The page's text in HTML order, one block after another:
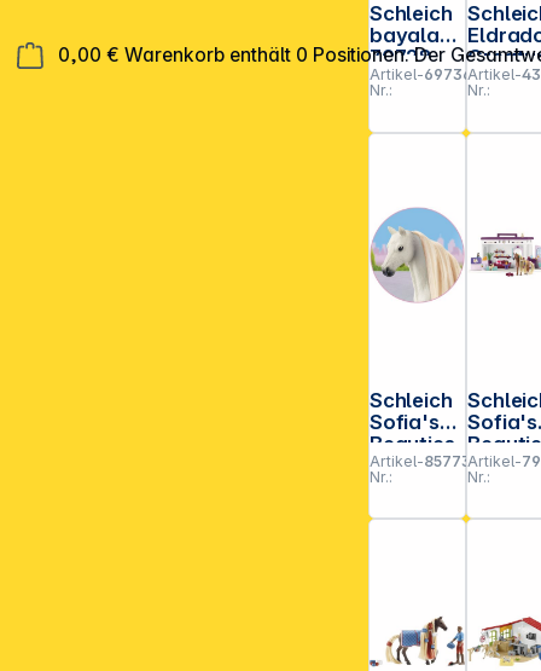
0,00 € Warenkorb enthält 0 Positionen. Der
Schleich
bayala
70728
Regenbo
gendrach
e
Artikel-
Nr.:
697363
s Eis Greif
70143
Artikel-
Nr.:
Schleich
Sofia's
Beauties
42650
Haare
Beauty
Horses
Artikel-
Nr.:
857733
Sofia's
Tier
Salon
Artikel-
Nr.:
**EVP